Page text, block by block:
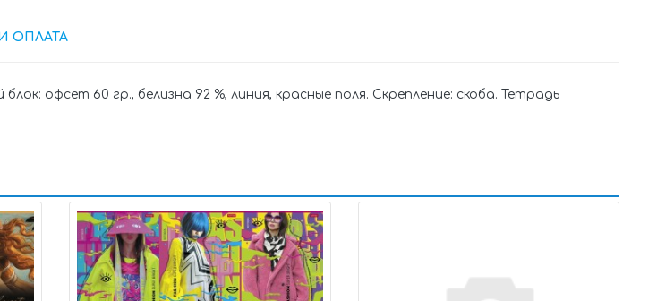
ОПЛАТА
офсет 60 гр., белизна 92 %, линия, красные поля. Скрепление: скоба. Тетрадь